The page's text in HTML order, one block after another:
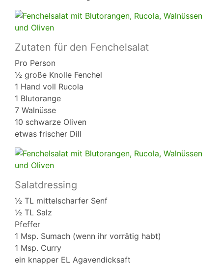
Zutaten für den Fenchelsalat
Pro Person
½ große Knolle Fenchel
1 Hand voll Rucola
1 Blutorange
7 Walnüsse
10 schwarze Oliven
etwas frischer Dill
Salatdressing
½ TL mittelscharfer Senf
½ TL Salz
Pfeffer
1 Msp. Sumach (wenn ihr vorrätig habt)
1 Msp. Curry
ein knapper EL Agavendicksaft